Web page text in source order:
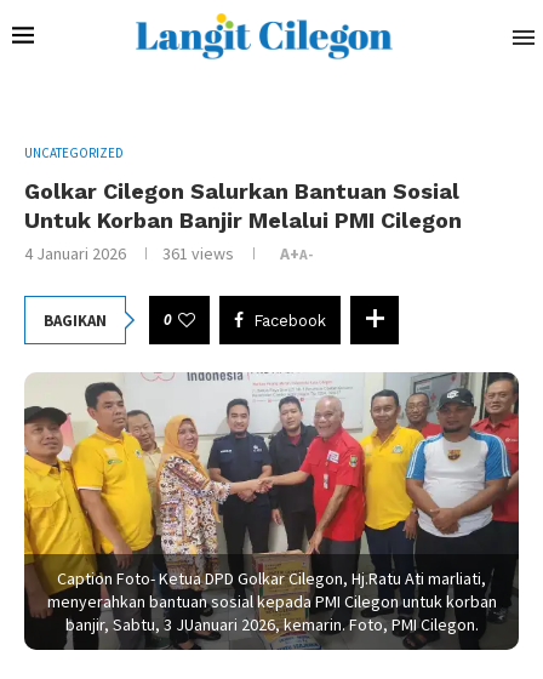
UNCATEGORIZED
Golkar Cilegon Salurkan Bantuan Sosial
Untuk Korban Banjir Melalui PMI Cilegon
4 Januari 2026 361 views A+A-
BAGIKAN 0 Facebook
Caption Foto- Ketua DPD Golkar Cilegon, Hj.Ratu Ati marliati,
menyerahkan bantuan sosial kepada PMI Cilegon untuk korban
banjir, Sabtu, 3 JUanuari 2026, kemarin. Foto, PMI Cilegon.